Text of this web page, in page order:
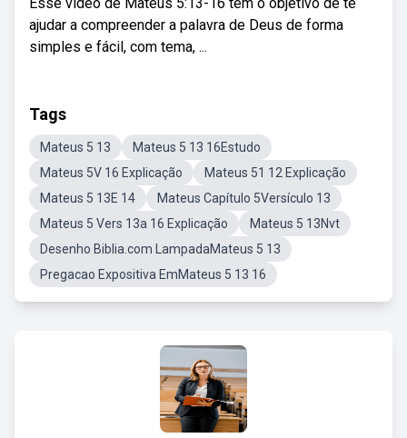
ajudar a compreender a palavra de Deus de forma
simples e fácil, com tema, ...
Tags
Mateus 5 13
Mateus 5 13 16Estudo
Mateus 5V 16 Explicação
Mateus 51 12 Explicação
Mateus 5 13E 14
Mateus Capítulo 5Versículo 13
Mateus 5 Vers 13a 16 Explicação
Mateus 5 13Nvt
Desenho Biblia.com LampadaMateus 5 13
Pregacao Expositiva EmMateus 5 13 16